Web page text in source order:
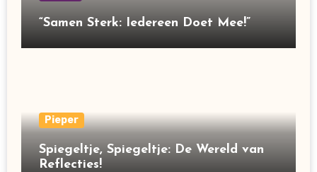
“Samen Sterk: Iedereen Doet Mee!”
Pieper
Spiegeltje, Spiegeltje: De Wereld van
Reflecties!